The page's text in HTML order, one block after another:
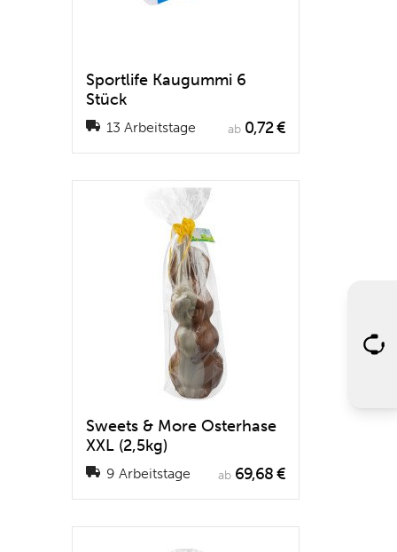
Sportlife Kaugummi 6
Stück
13 Arbeitstage ab 0,72 €
Sweets & More Osterhase
XXL (2,5kg)
9 Arbeitstage ab 69,68 €